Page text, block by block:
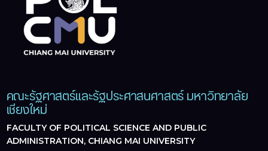
คณะรัฐศาสตร์และรัฐประศาสนศาสตร์ มหาวิทยาลัย
เชียงใหม่
FACULTY OF POLITICAL SCIENCE AND PUBLIC
ADMINISTRATION, CHIANG MAI UNIVERSITY